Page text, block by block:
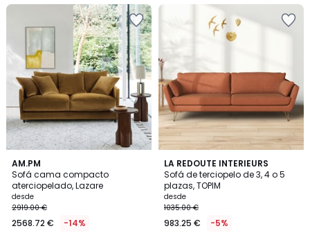
AM.PM
Sofá cama compacto
aterciopelado, Lazare
desde
2919.00 €
2568.72 € -14%
4,5
/ 5
16
Colores
LA REDOUTE INTERIEURS
Sofá de terciopelo de 3, 4 o 5
plazas, TOPIM
desde
1035.00 €
983.25 € -5%
4,1
/ 5
6
Colores